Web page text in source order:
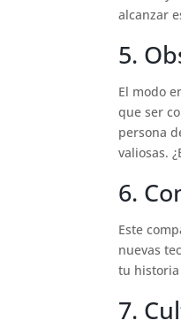
alcanzar
5.
El modo
que ser
persona
valiosas.
6.
Este
nuevas
tu
7.